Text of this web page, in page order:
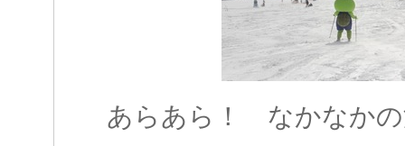
あらあら！ なかなか